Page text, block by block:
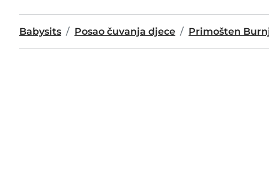
Babysits Posao čuvanja djece Primošten